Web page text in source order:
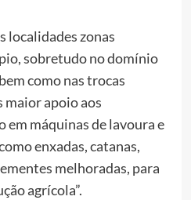
localidades zonas
sobretudo no domínio
como nas trocas
maior apoio aos
em máquinas de lavoura e
enxadas, catanas,
melhoradas, para
agrícola”.